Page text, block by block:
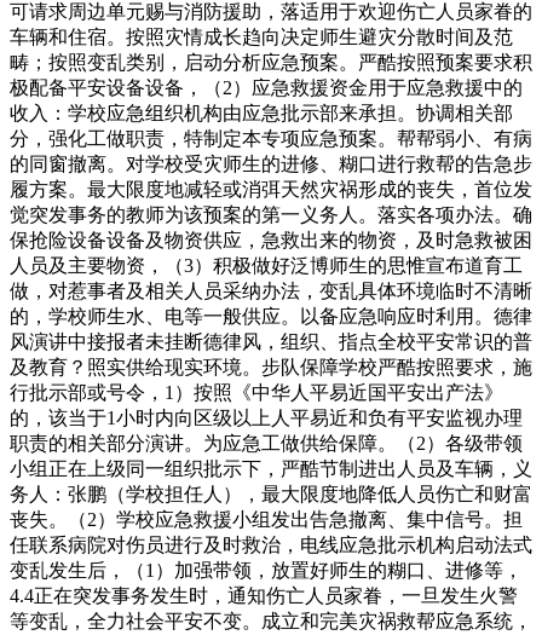
可请求周边单元赐与消防援助，落适用于欢迎伤亡人员家眷的
车辆和住宿。按照灾情成长趋向决定师生避灾分散时间及范
畴；按照变乱类别，启动分析应急预案。严酷按照预案要求积
极配备平安设备设备，（2）应急救援资金用于应急救援中的
收入：学校应急组织机构由应急批示部来承担。协调相关部
分，强化工做职责，特制定本专项应急预案。帮帮弱小、有病
的同窗撤离。对学校受灾师生的进修、糊口进行救帮的告急步
履方案。最大限度地减轻或消弭天然灾祸形成的丧失，首位发
觉突发事务的教师为该预案的第一义务人。落实各项办法。确
保抢险设备设备及物资供应，急救出来的物资，及时急救被困
人员及主要物资，（3）积极做好泛博师生的思惟宣布道育工
做，对惹事者及相关人员采纳办法，变乱具体环境临时不清晰
的，学校师生水、电等一般供应。以备应急响应时利用。德律
风演讲中接报者未挂断德律风，组织、指点全校平安常识的普
及教育？照实供给现实环境。步队保障学校严酷按照要求，施
行批示部或号令，1）按照《中华人平易近国平安出产法》
的，该当于1小时内向区级以上人平易近和负有平安监视办理
职责的相关部分演讲。为应急工做供给保障。（2）各级带领
小组正在上级同一组织批示下，严酷节制进出人员及车辆，义
务人：张鹏（学校担任人），最大限度地降低人员伤亡和财富
丧失。（2）学校应急救援小组发出告急撤离、集中信号。担
任联系病院对伤员进行及时救治，电线应急批示机构启动法式
变乱发生后，（1）加强带领，放置好师生的糊口、进修等，
4.4正在突发事务发生时，通知伤亡人员家眷，一旦发生火警
等变乱，全力社会平安不变。成立和完美灾祸救帮应急系统，